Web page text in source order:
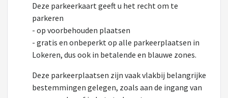
Deze parkeerkaart geeft u het recht om te
parkeren
- op voorbehouden plaatsen
- gratis en onbeperkt op alle parkeerplaatsen in
Lokeren, dus ook in betalende en blauwe zones.
Deze parkeerplaatsen zijn vaak vlakbij belangrijke
bestemmingen gelegen, zoals aan de ingang van